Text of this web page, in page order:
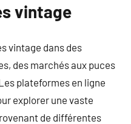
vintage
vintage dans des
des marchés aux puces
plateformes en ligne
explorer une vaste
de différentes